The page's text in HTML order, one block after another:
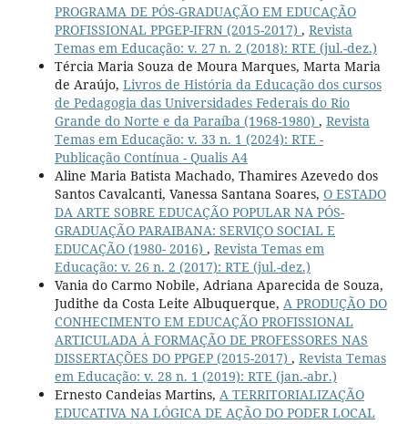
PROGRAMA DE PÓS-GRADUAÇÃO EM EDUCAÇÃO
PROFISSIONAL PPGEP-IFRN (2015-2017) , Revista
Temas em Educação: v. 27 n. 2 (2018): RTE (jul.-dez.)
Tércia Maria Souza de Moura Marques, Marta Maria
de Araújo, Livros de História da Educação dos cursos
de Pedagogia das Universidades Federais do Rio
Grande do Norte e da Paraíba (1968-1980) , Revista
Temas em Educação: v. 33 n. 1 (2024): RTE -
Publicação Contínua - Qualis A4
Aline Maria Batista Machado, Thamires Azevedo dos
Santos Cavalcanti, Vanessa Santana Soares, O ESTADO
DA ARTE SOBRE EDUCAÇÃO POPULAR NA PÓS-
GRADUAÇÃO PARAIBANA: SERVIÇO SOCIAL E
EDUCAÇÃO (1980- 2016) , Revista Temas em
Educação: v. 26 n. 2 (2017): RTE (jul.-dez.)
Vania do Carmo Nobile, Adriana Aparecida de Souza,
Judithe da Costa Leite Albuquerque, A PRODUÇÃO DO
CONHECIMENTO EM EDUCAÇÃO PROFISSIONAL
ARTICULADA À FORMAÇÃO DE PROFESSORES NAS
DISSERTAÇÕES DO PPGEP (2015-2017) , Revista Temas
em Educação: v. 28 n. 1 (2019): RTE (jan.-abr.)
Ernesto Candeias Martins, A TERRITORIALIZAÇÃO
EDUCATIVA NA LÓGICA DE AÇÃO DO PODER LOCAL